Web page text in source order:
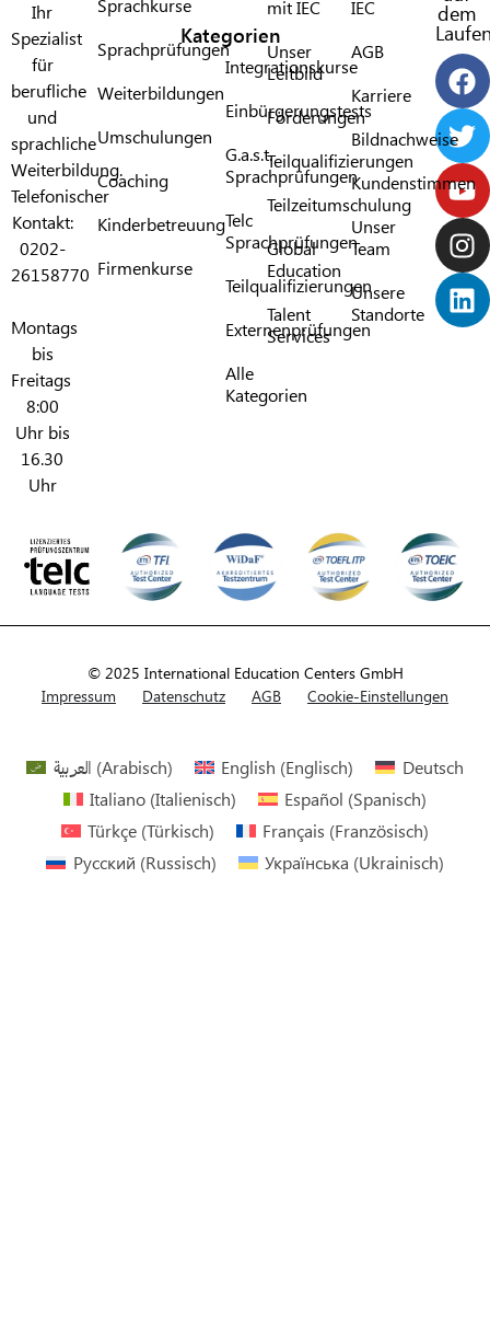
Ihr
Spezialist
für
berufliche
und
sprachliche
Weiterbildung.
Telefonischer
Kontakt:
0202-
26158770
Montags
bis
Freitags
8:00
Uhr bis
16.30
Uhr
Sprachkurse
Sprachprüfungen
Weiterbildungen
Umschulungen
Coaching
Kinderbetreuung
Firmenkurse
Kategorien
Integrationskurse
Einbürgerungstests
G.a.s.t.
Sprachprüfungen​
Telc
Sprachprüfungen​
Teilqualifizierungen​
Externenprüfungen
Alle
Kategorien​
mit IEC​
Unser
Leitbild
Förderungen​
Teilqualifizierungen
Teilzeitumschulung
Global
Education
Talent
Services
IEC​
AGB
Karriere
Bildnachweise
Kundenstimmen
Unser
Team
Unsere
Standorte
dem
© 2025 International Education Centers GmbH
Impressum
Datenschutz AGB Cookie-Einstellungen
العربية (Arabisch) English (Englisch)
Deutsch
Italiano (Italienisch) Español (Spanisch)
Türkçe (Türkisch) Français (Französisch)
Русский (Russisch) Українська (Ukrainisch)